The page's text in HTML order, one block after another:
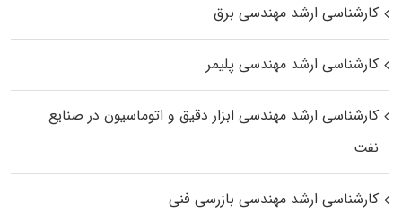
کارشناسی ارشد مهندسی برق
کارشناسی ارشد مهندسی پلیمر
کارشناسی ارشد مهندسی ابزار دقیق و اتوماسیون در صنایع
نفت
کارشناسی ارشد مهندسی بازرسی فنی